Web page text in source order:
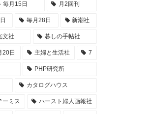
毎月15日 月2回刊
毎月28日 新潮社
文社 暮しの手帖社
20日 主婦と生活社 7
PHP研究所
カタログハウス
ーミス ハースト婦人画報社